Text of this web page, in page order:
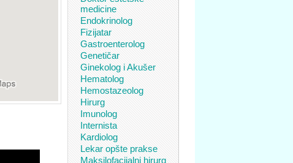
medicine
Endokrinolog
Fizijatar
Gastroenterolog
Genetičar
Ginekolog i Akušer
Hematolog
Hemostazeolog
Hirurg
Imunolog
Internista
Kardiolog
Lekar opšte prakse
Maksilofacijalni hirurg